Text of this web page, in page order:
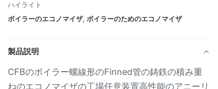
ハイライト
ボイラーのエコノマイザ, ボイラーのためのエコノマイザ
製品説明
CFBのボイラー螺線形のFinned管の鋳鉄の積み重
ねのエコノマイザの工場任意装置高性能のアニーリ